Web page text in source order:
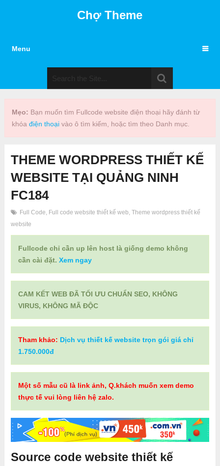
Chợ Theme
Menu
Mẹo: Bạn muốn tìm Fullcode website điện thoại hãy đánh từ
khóa điện thoạivào ô tìm kiếm, hoặc tìm theo Danh mục.
THEME WORDPRESS THIẾT KẾ
WEBSITE TẠI QUẢNG NINH
FC184
Full Code, Full code website thiết kế web, Theme wordpress thiết kế
website
Fullcode chỉ cần up lên host là giống demo không
cần cài đặt. Xem ngay
CAM KẾT WEB ĐÃ TỐI ƯU CHUẨN SEO, KHÔNG
VIRUS, KHÔNG MÃ ĐỘC
Tham khảo: Dịch vụ thiết kế website trọn gói giá chỉ
1.750.000đ
Một số mẫu cũ là link ảnh, Q.khách muốn xem demo
thực tế vui lòng liên hệ zalo.
Source code website thiết kế